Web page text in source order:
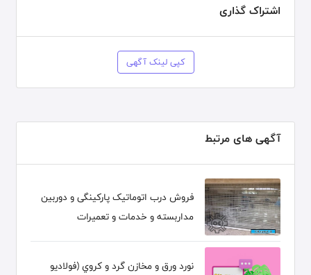
اشتراک گذاری
کپی لینک آگهی
آگهی های مرتبط
فروش درب اتوماتیک پارکینگی و دوربین
مداربسته و خدمات و تعمیرات
نورد ورق و مخازن گرد و كروي (فولاديو